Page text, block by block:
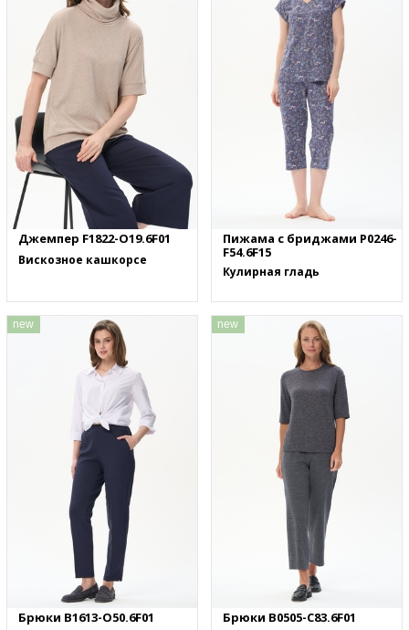
Джемпер F1822-O19.6F01
Вискозное кашкорсе
Пижама с бриджами P0246-
F54.6F15
Кулирная гладь
new
Брюки B1613-O50.6F01
new
Брюки B0505-C83.6F01